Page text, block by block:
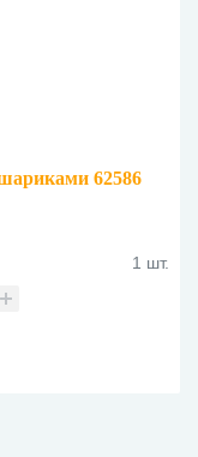
62586
1 шт.